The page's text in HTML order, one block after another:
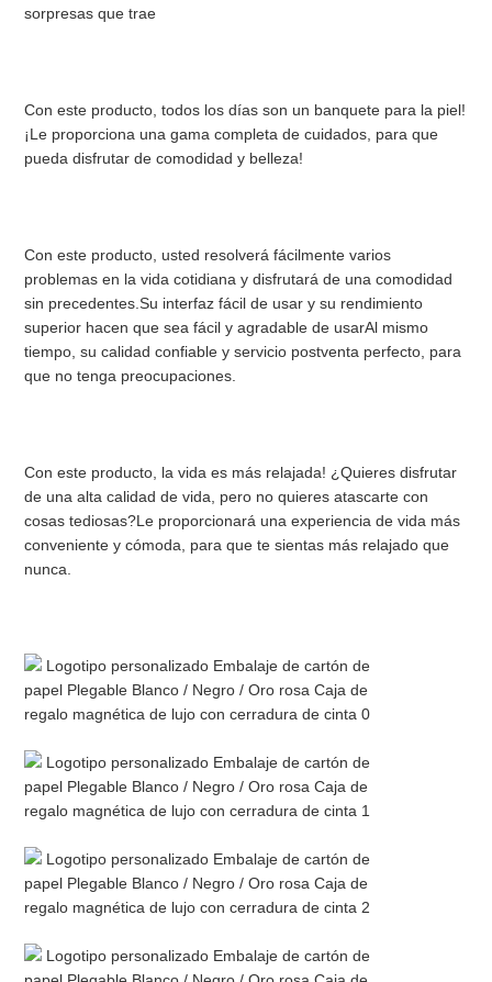
CITA
MAPA
DEL
POLÍTICA
DE
PRIVACIDAD
sorpresas que trae
Con este producto, todos los días son un banquete para la piel!
¡Le proporciona una gama completa de cuidados, para que
pueda disfrutar de comodidad y belleza!
Con este producto, usted resolverá fácilmente varios
problemas en la vida cotidiana y disfrutará de una comodidad
sin precedentes.Su interfaz fácil de usar y su rendimiento
superior hacen que sea fácil y agradable de usarAl mismo
tiempo, su calidad confiable y servicio postventa perfecto, para
que no tenga preocupaciones.
Con este producto, la vida es más relajada! ¿Quieres disfrutar
de una alta calidad de vida, pero no quieres atascarte con
cosas tediosas?Le proporcionará una experiencia de vida más
conveniente y cómoda, para que te sientas más relajado que
nunca.